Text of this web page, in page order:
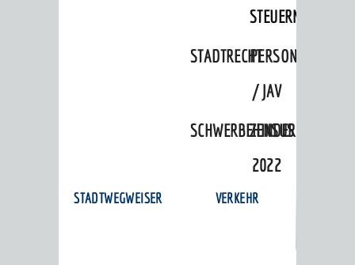
STEUERN
STADTRECHTPERSONALRAT
/ JAV
ZENSUS
2022
STADTWEGWEISER VERKEHR